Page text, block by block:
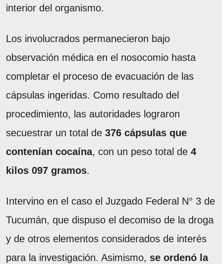
interior del organismo.
Los involucrados permanecieron bajo
observación médica en el nosocomio hasta
completar el proceso de evacuación de las
cápsulas ingeridas. Como resultado del
procedimiento, las autoridades lograron
secuestrar un total de 376 cápsulas que
contenían cocaína, con un peso total de 4
kilos 097 gramos.
Intervino en el caso el Juzgado Federal N° 3 de
Tucumán, que dispuso el decomiso de la droga
y de otros elementos considerados de interés
para la investigación. Asimismo, se ordenó la